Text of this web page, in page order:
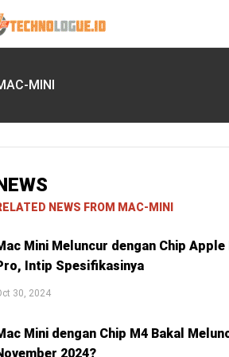
MINI
NEWS FROM MAC-MINI
Mini Meluncur dengan Chip Apple
Intip Spesifikasinya
30, 2024
Mini dengan Chip M4 Bakal
2024?